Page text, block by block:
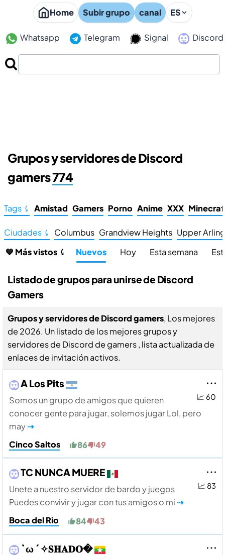
Home Subir grupo canal ES
Whatsapp Telegram Signal Discord
Grupos y servidores de Discord
gamers774
Tags ⤹ Amistad Gamers Porno Anime XXX
Ciudades ⤹ Columbus Grandview Heights Upper
💙 Más vistos ⤹
Nuevos Hoy Esta semana
Listado de grupos para unirse de Discord
Gamers
Grupos y servidores de Discord gamers, Los mejores
de 2026. Un listado de los mejores grupos y
servidores de Discord de gamers , lista actualizada de
enlaces de invitación activos.
📈 60
A Los Pits
Somos un grupo de amigos que quieren
conocer gente para jugar, solemos jugar Lol, pero
may⇢
Cinco Saltos
86 49
📈 83
TC NUNCA MUERE
Unete a nuestro servidor de bardo y juegos
Puedes convivir y jugar con tus amigos o mi ⇢
Boca del Rio
84 43
` ω ´ ✧𝐒𝐇𝐀𝐃𝐎�